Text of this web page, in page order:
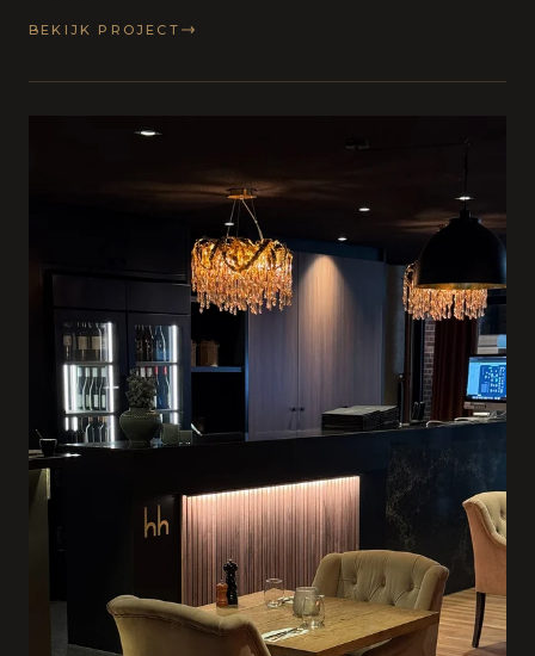
BEKIJK PROJECT